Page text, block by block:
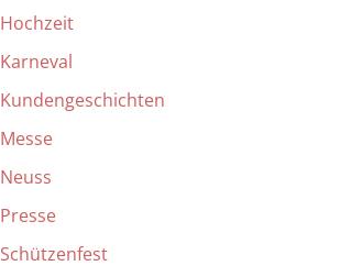
Hochzeit
Karneval
Kundengeschichten
Messe
Neuss
Presse
Schützenfest